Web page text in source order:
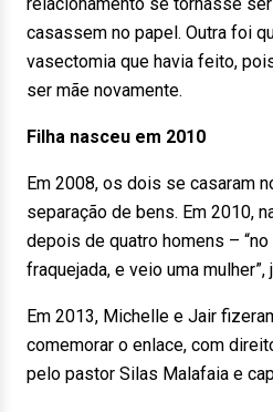
casassem no papel. Outra foi
vasectomia que havia feito,
ser mãe novamente.
Filha nasceu em 2010
Em 2008, os dois se casaram
separação de bens. Em 2010,
depois de quatro homens –
fraquejada, e veio uma
Em 2013, Michelle e Jair
comemorar o enlace, com
pelo pastor Silas Malafaia e